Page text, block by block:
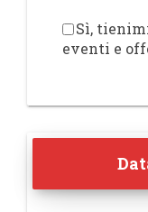
Sì,
eventi e